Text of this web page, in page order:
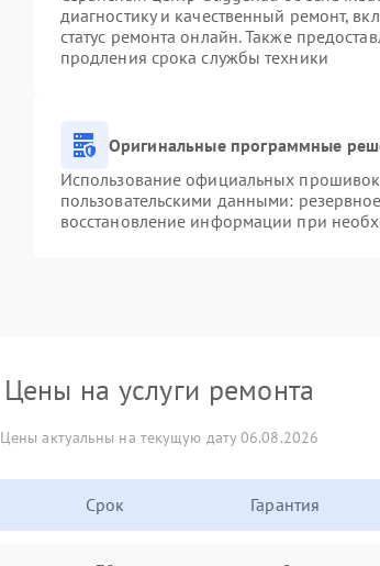
диагностику и качественный ремонт,
статус ремонта онлайн. Также
продления срока службы техники
Оригинальные программные
Использование официальных прошивок
пользовательскими данными:
восстановление информации при
Цены на услуги ремонта
Цены актуальны на текущую дату 06.08.2026
Срок Гарантия